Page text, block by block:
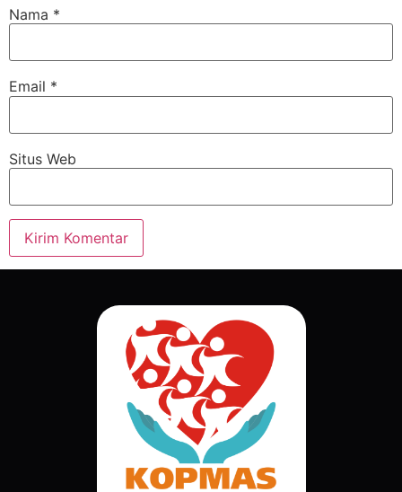
Nama *
Email *
Situs Web